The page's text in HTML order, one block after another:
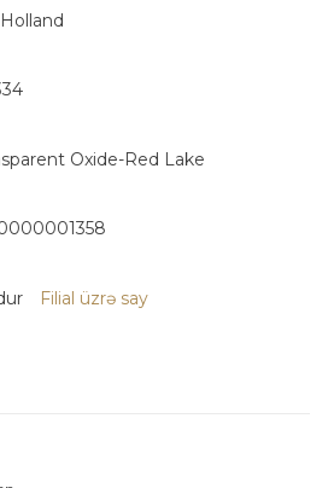
Oxide-Red Lake
Filial üzrə say